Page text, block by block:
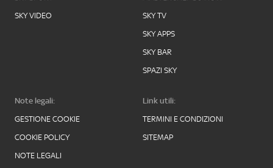
SKY VIDEO
SKY TV
SKY APPS
SKY BAR
SPAZI SKY
Note legali:
GESTIONE COOKIE
COOKIE POLICY
NOTE LEGALI
Link utili:
TERMINI E CONDIZIONI
SITEMAP